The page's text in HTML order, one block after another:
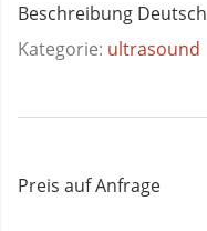
Beschreibung Deutsch
Kategorie: ultrasound
Preis auf Anfrage